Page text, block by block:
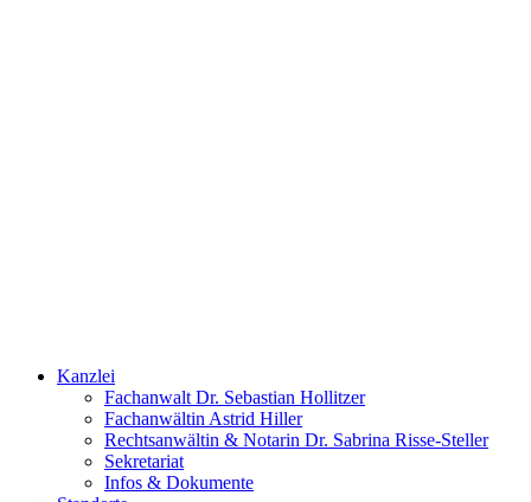
Kanzlei
Fachanwalt Dr. Sebastian Hollitzer
Fachanwältin Astrid Hiller
Rechtsanwältin & Notarin Dr. Sabrina Risse-Steller
Sekretariat
Infos & Dokumente